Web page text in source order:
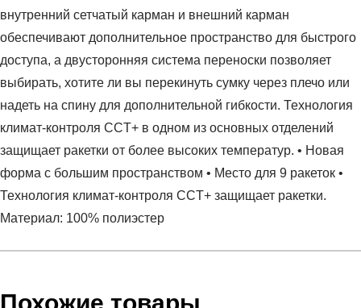
внутренний сетчатый карман и внешний карман
обеспечивают дополнительное пространство для быстрого
доступа, а двусторонняя система переноски позволяет
выбирать, хотите ли вы перекинуть сумку через плечо или
надеть на спину для дополнительной гибкости. Технология
климат-контроля CCT+ в одном из основных отделений
защищает ракетки от более высоких температур. • Новая
форма с большим пространством • Место для 9 ракеток •
Технология климат-контроля CCT+ защищает ракетки.
Материал: 100% полиэстер
Заказ берется в работу только после оплаты счета.
Похожие товары